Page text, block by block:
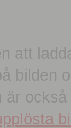
att
bilden
är